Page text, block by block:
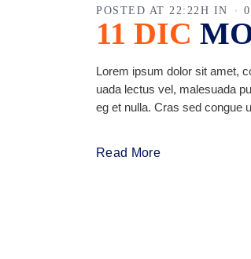
11 DIC
POSTED AT 22:22H IN
Lorem ipsum dolor sit amet,
uada lectus vel, malesuada
eg et nulla. Cras sed congue
Read More